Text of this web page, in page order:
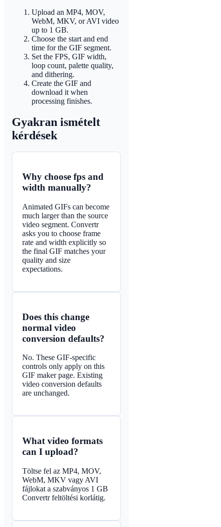
Upload an MP4, MOV,
WebM, MKV, or AVI video
up to 1 GB.
Choose the start and end
time for the GIF segment.
Set the FPS, GIF width,
loop count, palette quality,
and dithering.
Create the GIF and
download it when
processing finishes.
Gyakran ismételt
kérdések
Why choose fps and
width manually?
Animated GIFs can become
much larger than the source
video segment. Convertr
asks you to choose frame
rate and width explicitly so
the final GIF matches your
quality and size
expectations.
Does this change
normal video
conversion defaults?
No. These GIF-specific
controls only apply on this
GIF maker page. Existing
video conversion defaults
are unchanged.
What video formats
can I upload?
Töltse fel az MP4, MOV,
WebM, MKV vagy AVI
fájlokat a szabványos 1 GB
Convertr feltöltési korlátig.